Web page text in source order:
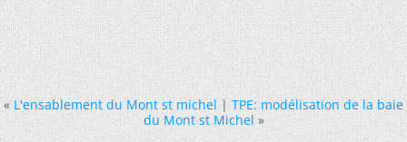
« L'ensablement du Mont st michel|TPE: modélisation de la baie
du Mont st Michel »